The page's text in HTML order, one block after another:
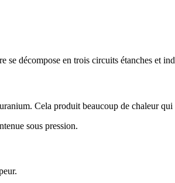
se décompose en trois circuits étanches et
Cela produit beaucoup de chaleur
sous pression.